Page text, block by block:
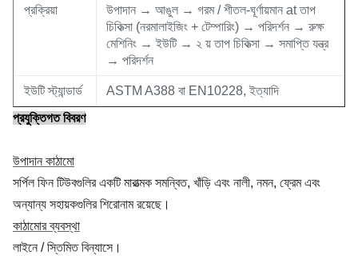
প্রক্রিয়া
উপাদান → আঙুল → গরম / শীতল-ঘূর্ণায়মান at তাপ
চিকিত্সা (নরমালাইজিং + টেম্পারিং) → পরিদর্শন → রুক্ষ
মেশিনিং → ইউটি → ২ য় তাপ চিকিত্সা → সমাপ্তি যন্ত্র
→ পরিদর্শন
ইউটি স্ট্যান্ডার্ড
ASTM A388 বা EN10228, ইত্যাদি
প্রযুক্তিগত বিবরণ
উপাদান কাঠামো
সর্পিল ফিন টিউবগুলির একটি মারাত্মক সমন্বিত, খাঁড়ি এবং নালী, নমন, ফ্রেম এবং
অন্যান্য সহায়কগুলির শিরোনাম রয়েছে।
কাঠামোর ব্যবস্থা
লাইনে / স্তিমিত বিন্যাসে।